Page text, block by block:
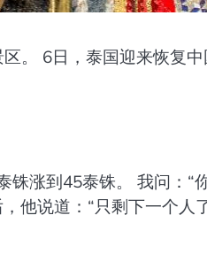
。 6日，泰国迎来恢复中
涨到45泰铢。 我问：“
他说道：“只剩下一个